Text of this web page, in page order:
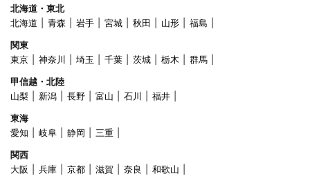
北海道・東北
北海道
青森 岩手 宮城 秋田 山形
福島
関東
東京
神奈川 埼玉 千葉 茨城 栃木
群馬
甲信越・北陸
山梨
新潟 長野 富山 石川
福井
東海
愛知
岐阜 静岡
三重
関西
大阪
兵庫 京都 滋賀 奈良
和歌山